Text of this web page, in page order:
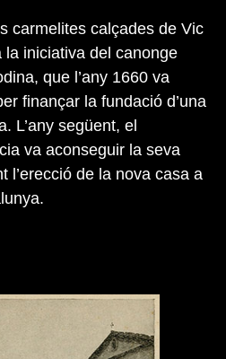
carmelites calçades de Vic
iniciativa del canonge
que l’any 1660 va
finançar la fundació d’una
L’any següent, el
va aconseguir la seva
l’erecció de la nova casa a